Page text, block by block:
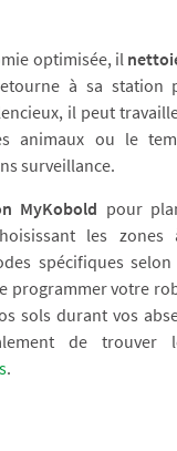
optimisée, il
à sa station
il peut
animaux ou le
surveillance.
MyKobold pour
les
spécifiques
programmer votre
sols durant vos
de trouver
.